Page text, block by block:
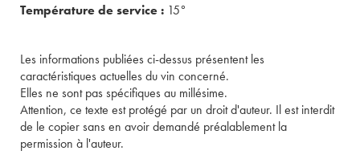
Température de service : 15°
Les informations publiées ci-dessus présentent les
caractéristiques actuelles du vin concerné.
Elles ne sont pas spécifiques au millésime.
Attention, ce texte est protégé par un droit d'auteur. Il est interdit
de le copier sans en avoir demandé préalablement la
permission à l'auteur.